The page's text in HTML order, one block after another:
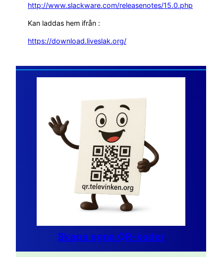
http://www.slackware.com/releasenotes/15.0.php
Kan laddas hem ifrån :
https://download.liveslak.org/
Skapa egna QR-koder